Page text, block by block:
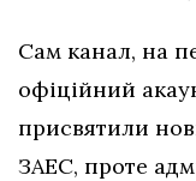
Сам канал, на
офіційний
присвятили
ЗАЕС, проте